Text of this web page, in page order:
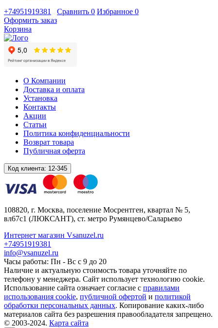
+74951919381
Сравнить 0 Избранное 0
Оформить заказ
Корзина
О Компании
Доставка и оплата
Установка
Контакты
Акции
Статьи
Политика конфиденциальности
Возврат товара
Публичная оферта
Код клиента: 12-345
108820, г. Москва, поселение Мосрентген, квартал № 5,
вл67с1 (ЛЮКСАНТ), ст. метро Румянцево/Саларьево
Интернет магазин Vsanuzel.ru
+74951919381
info@vsanuzel.ru
Часы работы: Пн - Вс с 9 до 20
Наличие и актуальную стоимость товара уточняйте по
телефону у менеджера. Сайт использует технологию cookie.
Использование сайта означает согласие с правилами
использования cookie, публичной офертой и политикой
обработки персональных данных. Копирование каких-либо
материалов сайта без разрешения правообладателя запрещено.
© 2003-2024. Карта сайта